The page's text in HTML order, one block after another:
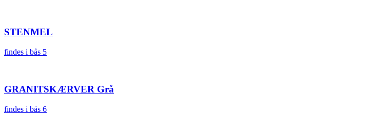
STENMEL
findes i bås 5
GRANITSKÆRVER Grå
findes i bås 6